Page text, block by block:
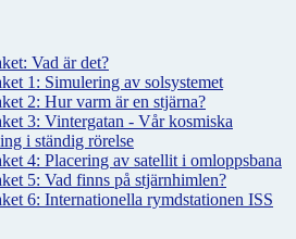
Vad är det?
1: Simulering av solsystemet
2: Hur varm är en stjärna?
3: Vintergatan - Vår kosmiska
i ständig rörelse
4: Placering av satellit i omloppsbana
5: Vad finns på stjärnhimlen?
6: Internationella rymdstationen ISS